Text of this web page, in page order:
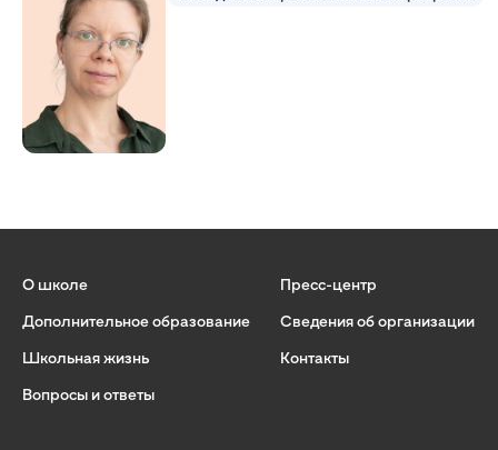
О школе
Дополнительное образование
Школьная жизнь
Вопросы и ответы
Пресс-центр
Сведения об организации
Контакты